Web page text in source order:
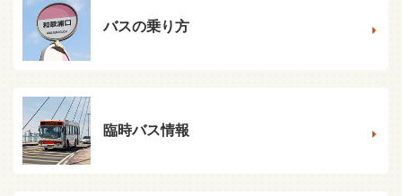
バスの乗り方
臨時バス情報